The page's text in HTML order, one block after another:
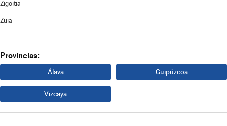
Zigoitia
Zuia
Provincias:
Álava Guipúzcoa
Vizcaya